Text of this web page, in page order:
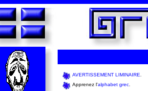
AVERTISSEMENT LIMINAIRE
Apprenez l'alphabet grec.